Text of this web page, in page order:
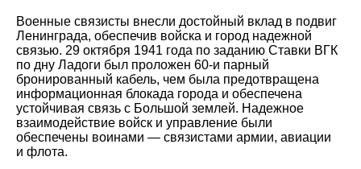
Военные связисты внесли достойный вклад в подвиг
Ленинграда, обеспечив войска и город надежной
связью. 29 октября 1941 года по заданию Ставки ВГК
по дну Ладоги был проложен 60-и парный
бронированный кабель, чем была предотвращена
информационная блокада города и обеспечена
устойчивая связь с Большой землей. Надежное
взаимодействие войск и управление были
обеспечены воинами — связистами армии, авиации
и флота.